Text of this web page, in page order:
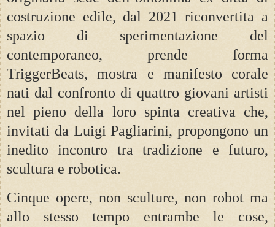
costruzione edile, dal 2021 riconvertita a
spazio di sperimentazione del
contemporaneo, prende forma
TriggerBeats, mostra e manifesto corale
nati dal confronto di quattro giovani artisti
nel pieno della loro spinta creativa che,
invitati da Luigi Pagliarini, propongono un
inedito incontro tra tradizione e futuro,
scultura e robotica.
Cinque opere, non sculture, non robot ma
allo stesso tempo entrambe le cose,